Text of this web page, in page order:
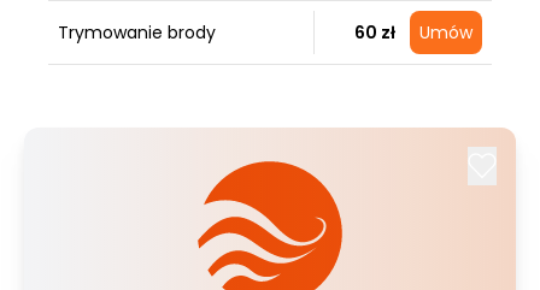
Trymowanie brody 60 zł Umów